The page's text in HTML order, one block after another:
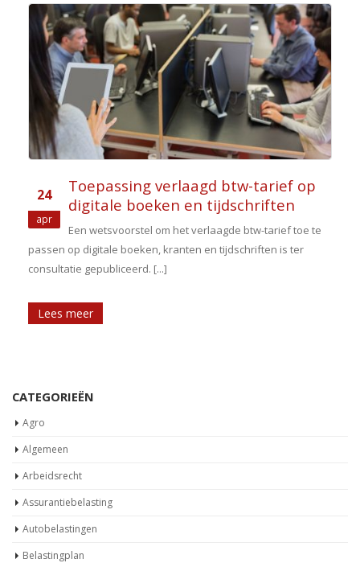
24
apr
Toepassing verlaagd btw-tarief op
digitale boeken en tijdschriften
Een wetsvoorstel om het verlaagde btw-tarief toe te
passen op digitale boeken, kranten en tijdschriften is ter
consultatie gepubliceerd. [...]
Lees meer
CATEGORIEËN
Agro
Algemeen
Arbeidsrecht
Assurantiebelasting
Autobelastingen
Belastingplan